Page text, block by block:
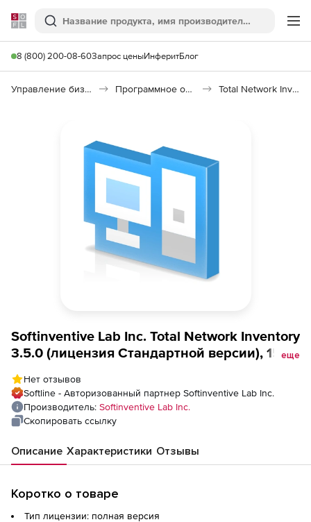
Softline
Поиск
8 (800) 200-08-60Запрос ценыИнферитБлог
Управление бизнесом, CRM/ERP Программное обеспечение для учета компьютеров Total Network Inventory
Softinventive Lab Inc. Total Network Inventory
3.5.0 (лицензия Стандартной версии), 1500
еще
Нет отзывов
Softline - Авторизованный партнер Softinventive Lab Inc.
Производитель: Softinventive Lab Inc.
Скопировать ссылку
Описание Характеристики Отзывы
Коротко о товаре
Тип лицензии: полная версия